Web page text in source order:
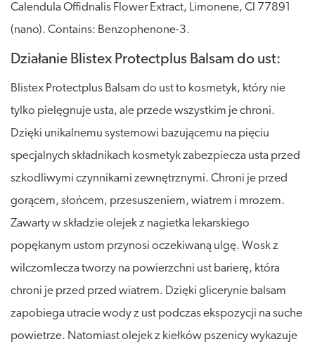
Calendula Offidnalis Flower Extract, Limonene, Cl 77891
(nano). Contains: Benzophenone-3.
Działanie Blistex Protectplus Balsam do ust:
Blistex Protectplus Balsam do ust to kosmetyk, który nie
tylko pielęgnuje usta, ale przede wszystkim je chroni.
Dzięki unikalnemu systemowi bazującemu na pięciu
specjalnych składnikach kosmetyk zabezpiecza usta przed
szkodliwymi czynnikami zewnętrznymi. Chroni je przed
gorącem, słońcem, przesuszeniem, wiatrem i mrozem.
Zawarty w składzie olejek z nagietka lekarskiego
popękanym ustom przynosi oczekiwaną ulgę. Wosk z
wilczomlecza tworzy na powierzchni ust barierę, która
chroni je przed przed wiatrem. Dzięki glicerynie balsam
zapobiega utracie wody z ust podczas ekspozycji na suche
powietrze. Natomiast olejek z kiełków pszenicy wykazuje